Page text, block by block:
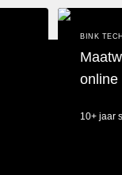
BINK
online
10+ jaar